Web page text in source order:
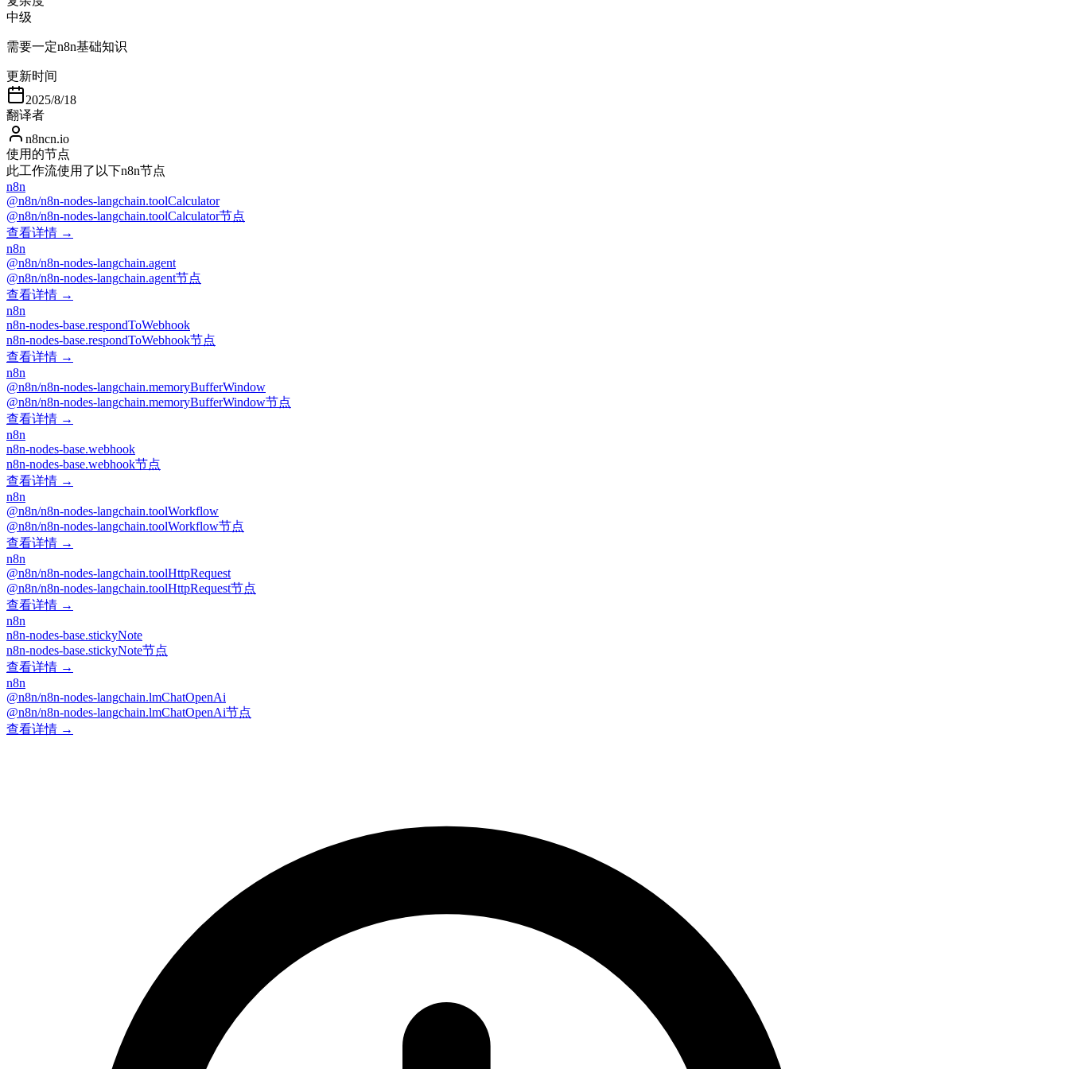
中级
需要一定n8n基础知识
更新时间
2025/8/18
翻译者
n8ncn.io
使用的节点
此工作流使用了以下n8n节点
n8n
@n8n/n8n-nodes-langchain.toolCalculator
@n8n/n8n-nodes-langchain.toolCalculator节点
查看详情 →
n8n
@n8n/n8n-nodes-langchain.agent
@n8n/n8n-nodes-langchain.agent节点
查看详情 →
n8n
n8n-nodes-base.respondToWebhook
n8n-nodes-base.respondToWebhook节点
查看详情 →
n8n
@n8n/n8n-nodes-langchain.memoryBufferWindow
@n8n/n8n-nodes-langchain.memoryBufferWindow节点
查看详情 →
n8n
n8n-nodes-base.webhook
n8n-nodes-base.webhook节点
查看详情 →
n8n
@n8n/n8n-nodes-langchain.toolWorkflow
@n8n/n8n-nodes-langchain.toolWorkflow节点
查看详情 →
n8n
@n8n/n8n-nodes-langchain.toolHttpRequest
@n8n/n8n-nodes-langchain.toolHttpRequest节点
查看详情 →
n8n
n8n-nodes-base.stickyNote
n8n-nodes-base.stickyNote节点
查看详情 →
n8n
@n8n/n8n-nodes-langchain.lmChatOpenAi
@n8n/n8n-nodes-langchain.lmChatOpenAi节点
查看详情 →